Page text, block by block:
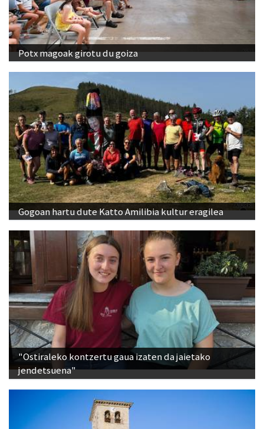
Potx magoak girotu du goiza
Gogoan hartu dute Katto Amilibia kultur eragilea
"Ostiraleko kontzertu gaua izaten da jaietako
jendetsuena"